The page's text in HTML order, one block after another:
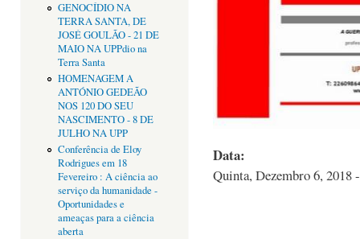
GENOCÍDIO NA
TERRA SANTA, DE
JOSÉ GOULÃO - 21 DE
MAIO NA UPPdio na
Terra Santa
HOMENAGEM A
ANTÓNIO GEDEÃO
NOS 120 DO SEU
NASCIMENTO - 8 DE
JULHO NA UPP
Conferência de Eloy
Rodrigues em 18
Fevereiro : A ciência ao
serviço da humanidade -
Oportunidades e
ameaças para a ciência
aberta
Data:
Quinta, Dezembro 6, 2018